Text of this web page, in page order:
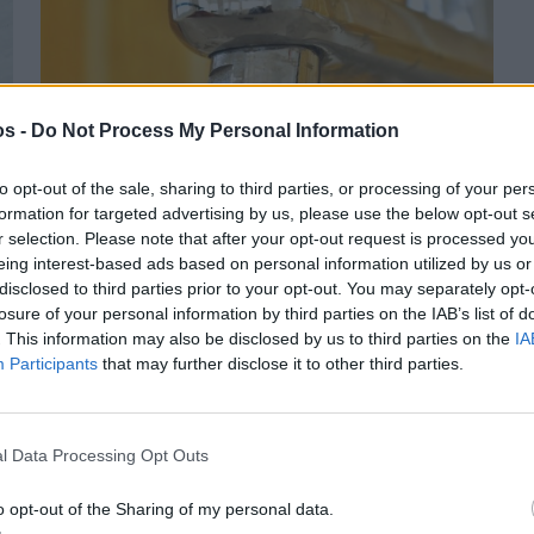
- Do Not Process My Personal Information
opt-out of the sale, sharing to third parties, or processing of your
for targeted advertising by us, please use the below opt-out
selection. Please note that after your opt-out request is processed
interest-based ads based on personal information utilized by us
to third parties prior to your opt-out. You may separately
of your personal information by third parties on the IAB’s list of
This information may also be disclosed by us to third parties on the
Participants that may further disclose it to other third parties.
Data Processing Opt Outs
opt-out of the Sharing of my personal data.
Πριν 2 χρόνια
Επίλυση υδρευτικού – Παράκαμψη Βροντάδου:
Απλές σκέψεις για δύο φλέγοντα ζητήματα